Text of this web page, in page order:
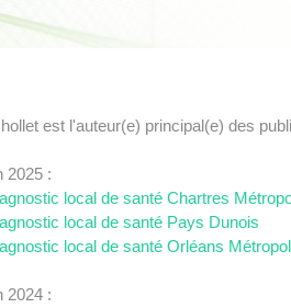
est l'auteur(e) principal(e) des
2025 :
local de santé Chartres
local de santé Pays Dunois
local de santé Orléans
2024 :